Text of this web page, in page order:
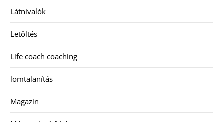
Látnivalók
Letöltés
Life coach coaching
lomtalanítás
Magazin